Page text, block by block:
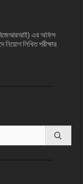
(বিজেআরআই) এর অফিস
নিয়োগ লিখিত পরীক্ষার